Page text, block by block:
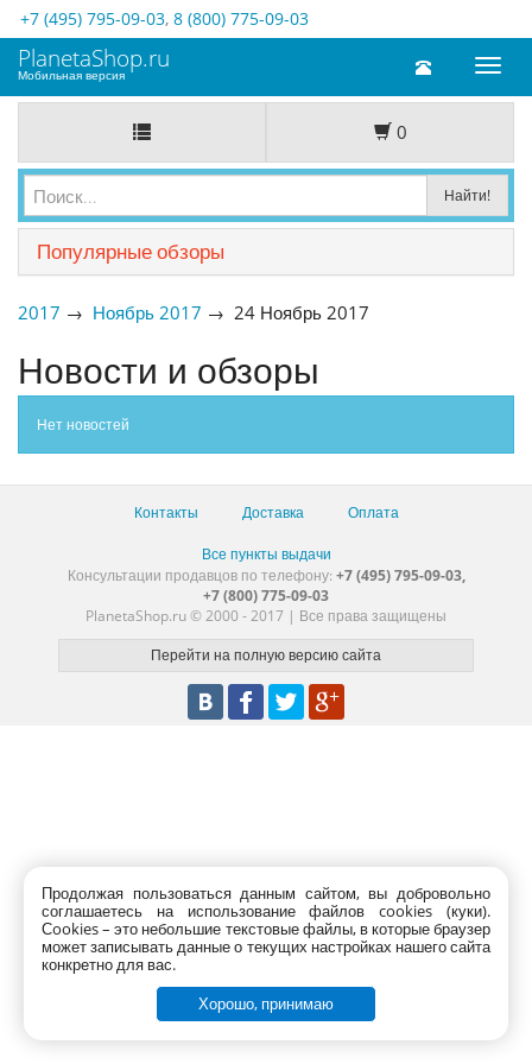
+7 (495) 795-09-03, 8 (800) 775-09-03
Toggle
PlanetaShop.ru
Мобильная версия
0
Популярные обзоры
2017 → Ноябрь 2017 → 24 Ноябрь 2017
Новости и обзоры
Нет новостей
Контакты Доставка Оплата
Все пункты выдачи
Консультации продавцов по телефону: +7 (495) 795-09-03,
+7 (800) 775-09-03
PlanetaShop.ru © 2000 - 2017 | Все права защищены
Продолжая пользоваться данным сайтом, вы добровольно
соглашаетесь на использование файлов cookies (куки).
Сookies – это небольшие текстовые файлы, в которые браузер
может записывать данные о текущих настройках нашего сайта
конкретно для вас.
Хорошо, принимаю